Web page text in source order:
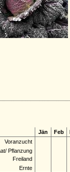
Jän Feb
Voranzucht
Pflanzung
Freiland
Ernte